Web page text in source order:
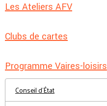
Les Ateliers AFV
Clubs de cartes
Programme Vaires-loisirs
Conseil d'État